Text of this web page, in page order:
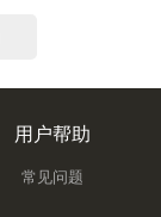
用户帮助
常见问题